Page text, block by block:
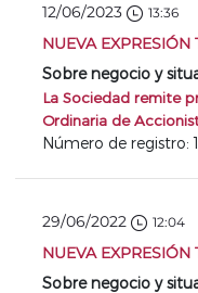
12/06/2023 13:36
NUEVA EXPRESIÓN
Sobre negocio y
La Sociedad remite
Ordinaria de
Número de registro:
29/06/2022 12:04
NUEVA EXPRESIÓN
Sobre negocio y